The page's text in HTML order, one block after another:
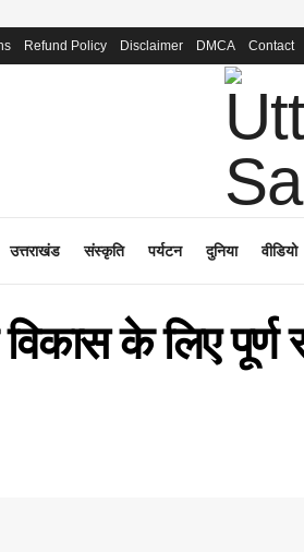
Refund Policy Disclaimer DMCA Contact
उत्तराखंड संस्कृति पर्यटन दुनिया वीडियो
विकास के लिए